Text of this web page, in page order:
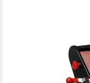
Stand-